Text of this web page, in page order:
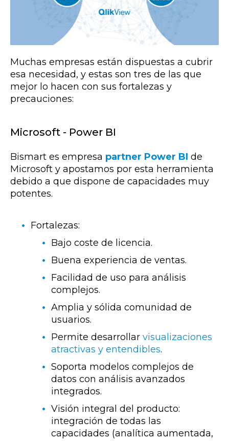
Muchas empresas están dispuestas a cubrir
esa necesidad, y estas son tres de las que
mejor lo hacen con sus fortalezas y
precauciones:
Microsoft - Power BI
Bismart es empresa partner Power BI de
Microsoft y apostamos por esta herramienta
debido a que dispone de capacidades muy
potentes.
Fortalezas:
Bajo coste de licencia.
Buena experiencia de ventas.
Facilidad de uso para análisis
complejos.
Amplia y sólida comunidad de
usuarios.
Permite desarrollar visualizaciones
atractivas y entendibles.
Soporta modelos complejos de
datos con análisis avanzados
integrados.
Visión integral del producto:
integración de todas las
capacidades (analítica aumentada,